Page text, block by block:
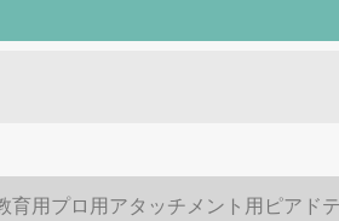
育用プロ用アタッチメント用ピアド